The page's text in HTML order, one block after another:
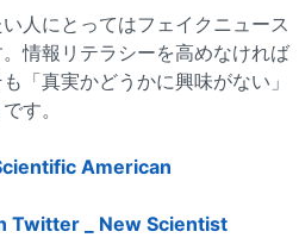
人にとってはフェイクニュース
情報リテラシーを高めなければ
「真実かどうかに興味がない」
す。
American
Twitter _ New Scientist